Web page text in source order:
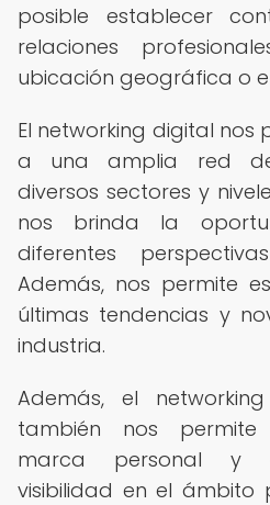
posible establecer
relaciones
ubicación geográfica o
El networking digital nos
a una amplia red
diversos sectores y
nos brinda la
diferentes
Además, nos permite
últimas tendencias y
industria.
Además, el
también nos permite
marca personal y
visibilidad en el ámbito